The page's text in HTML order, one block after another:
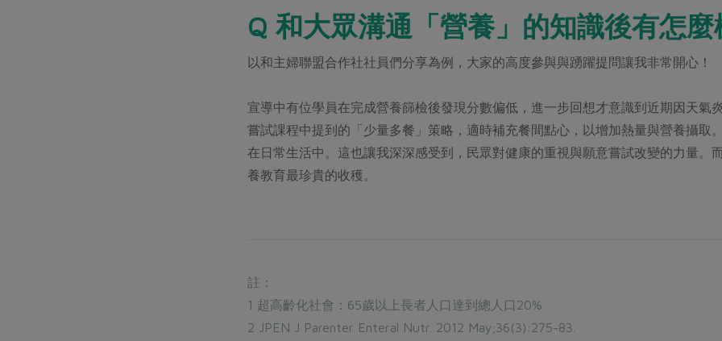
Q 和大眾溝通「營養」的知識後有怎
以和主婦聯盟合作社社員們分享為例，大家的高度參與與踴躍提問讓我非常開心！
宣導中有位學員在完成營養篩檢後發現分數偏低，進一步回想才意識到近期因天氣
嘗試課程中提到的「少量多餐」策略，適時補充餐間點心，以增加熱量與營養攝取
在日常生活中。這也讓我深深感受到，民眾對健康的重視與願意嘗試改變的力量。
養教育最珍貴的收穫。
註：
1 超高齡化社會：65歲以上長者人口達到總人口20%
2 JPEN J Parenter Enteral Nutr. 2012 May;36(3):275-83.